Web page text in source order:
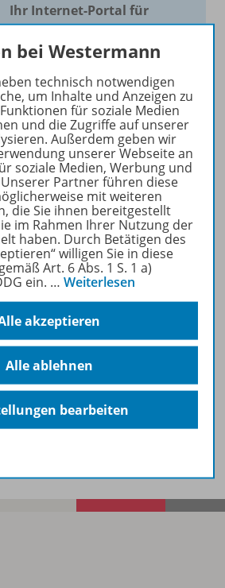
Ihr Internet-Portal für
aktuellen Unterricht!
Mit Schroedel aktuell bieten
wir Ihnen einen Service, um
Ihren Unterricht aktuell und
einfach zu gestalten. Jede
Woche drei bis vier
Neuerscheinungen mit
großem Online Archiv.
Mehr erfahren
bei Westermann
technisch notwendigen
um Inhalte und Anzeigen zu
für soziale Medien
und die Zugriffe auf unserer
Außerdem geben wir
unserer Webseite an
soziale Medien, Werbung und
Partner führen diese
mit weiteren
die Sie ihnen bereitgestellt
im Rahmen Ihrer Nutzung der
haben. Durch Betätigen des
willigen Sie in diese
Art. 6 Abs. 1 S. 1 a)
ein. … Weiterlesen
akzeptieren
Alle ablehnen
bearbeiten